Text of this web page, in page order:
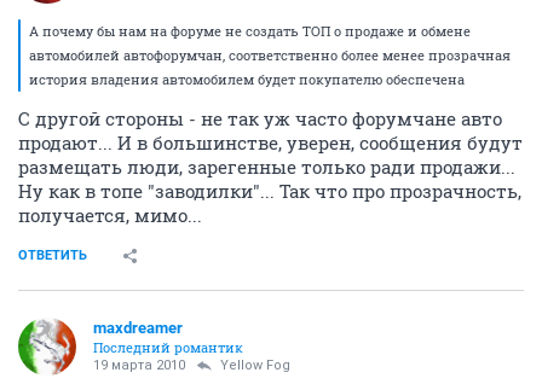
А почему бы нам на форуме не создать ТОП о продаже и обмене
автомобилей автофорумчан, соответственно более менее прозрачная
история владения автомобилем будет покупателю обеспечена
С другой стороны - не так уж часто форумчане авто
продают... И в большинстве, уверен, сообщения будут
размещать люди, зарегенные только ради продажи...
Ну как в топе "заводилки"... Так что про прозрачность,
получается, мимо...
ОТВЕТИТЬ
maxdreamer
Последний романтик
19 марта 2010 Yellow Fog